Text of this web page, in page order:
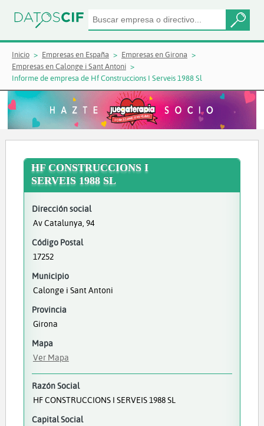
Inicio Empresas en España
Empresas en Girona
Empresas en Calonge i Sant Antoni
Informe de empresa de Hf Construccions I Serveis 1988 Sl
HF CONSTRUCCIONS I
SERVEIS 1988 SL
Dirección social
Av Catalunya, 94
Código Postal
17252
Municipio
Calonge i Sant Antoni
Provincia
Girona
Mapa
Ver Mapa
Razón Social
HF CONSTRUCCIONS I SERVEIS 1988 SL
Capital Social